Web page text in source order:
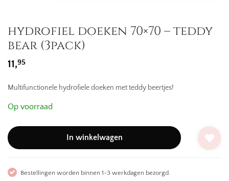
hydrofiel doeken 70×70 – teddy
bear (3pack)
11,95
Multifunctionele hydrofiele doeken met teddy beertjes!
Op voorraad
In winkelwagen
Bestellingen worden binnen 1-3 werkdagen bezorgd.